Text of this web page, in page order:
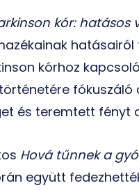
kór: hatásos
kórhoz
fókuszáló
és teremtett fényt
Hová tűnnek a
együtt